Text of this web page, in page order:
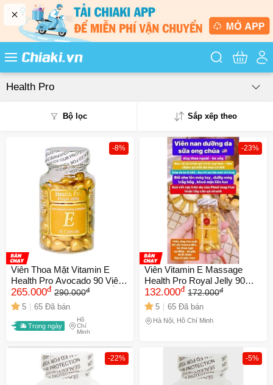
Tìm kiếm
Health Pro
Bộ lọc Sắp xếp theo
Phổ biến
Mua nhiều
Mới nhất
Giá từ thấp - cao
Giá từ cao - thấp
-8%
Viên Thoa Mặt Vitamin E
Health Pro Avocado 90 Viên -
Chống Lão Hóa, Dưỡng Ẩm,
Làm Mịn Da, Giảm Nếp
Nhăn
265.000đ 290.000đ
5 65 Đã bán
Trong ngày
Hồ
Chí
Minh
-23%
Viên Vitamin E Massage
Health Pro Royal Jelly 90
Viên - Chăm sóc da và sức
khỏe, cung cấp độ ẩm và
chống lão hóa hiệu quả.
132.000đ 172.000đ
5 65 Đã bán
Hà Nội, Hồ Chí Minh
-22% -5%